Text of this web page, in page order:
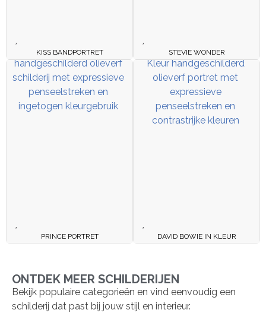
KISS BANDPORTRET STEVIE WONDER
PRINCE PORTRET DAVID BOWIE IN KLEUR
ONTDEK MEER SCHILDERIJEN
Bekijk populaire categorieën en vind eenvoudig een
schilderij dat past bij jouw stijl en interieur.